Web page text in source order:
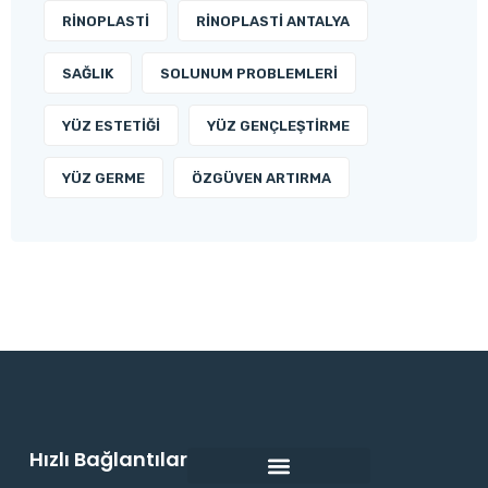
RINOPLASTI RINOPLASTI ANTALYA
SAĞLIK SOLUNUM PROBLEMLERI
YÜZ ESTETIĞI YÜZ GENÇLEŞTIRME
YÜZ GERME ÖZGÜVEN ARTIRMA
Hızlı Bağlantılar